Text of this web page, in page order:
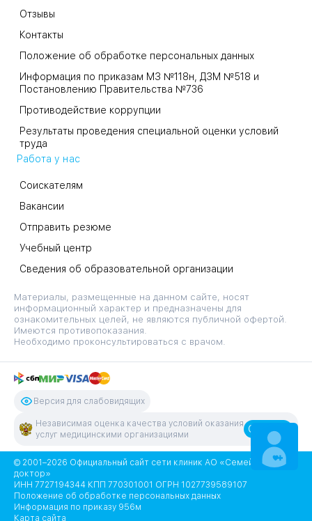
Отзывы
Контакты
Положение об обработке персональных данных
Информация по приказам МЗ №118н, ДЗМ №518 и
Постановлению Правительства №736
Противодействие коррупции
Результаты проведения специальной оценки условий
труда
Работа у нас
Соискателям
Вакансии
Отправить резюме
Учебный центр
Сведения об образовательной организации
Материалы, размещенные на данном сайте, носят
информационный характер и предназначены для
ознакомительных целей, не являются публичной офертой.
Имеются противопоказания.
Необходимо проконсультироваться с врачом.
Версия для слабовидящих
Независимая оценка качества условий оказания
услуг медицинскими организациями
Оценить
© 2001–2026 Официальный сайт сети клиник АО «Семейный
доктор»
ИНН 7727194344 КПП 770301001 ОГРН 1027739589107
Положение об обработке персональных данных
Информация по приказу 956м
Карта сайта
ЗАПИСАТЬСЯ
НА ПРИЕМ